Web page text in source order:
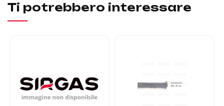
Ti potrebbero interessare